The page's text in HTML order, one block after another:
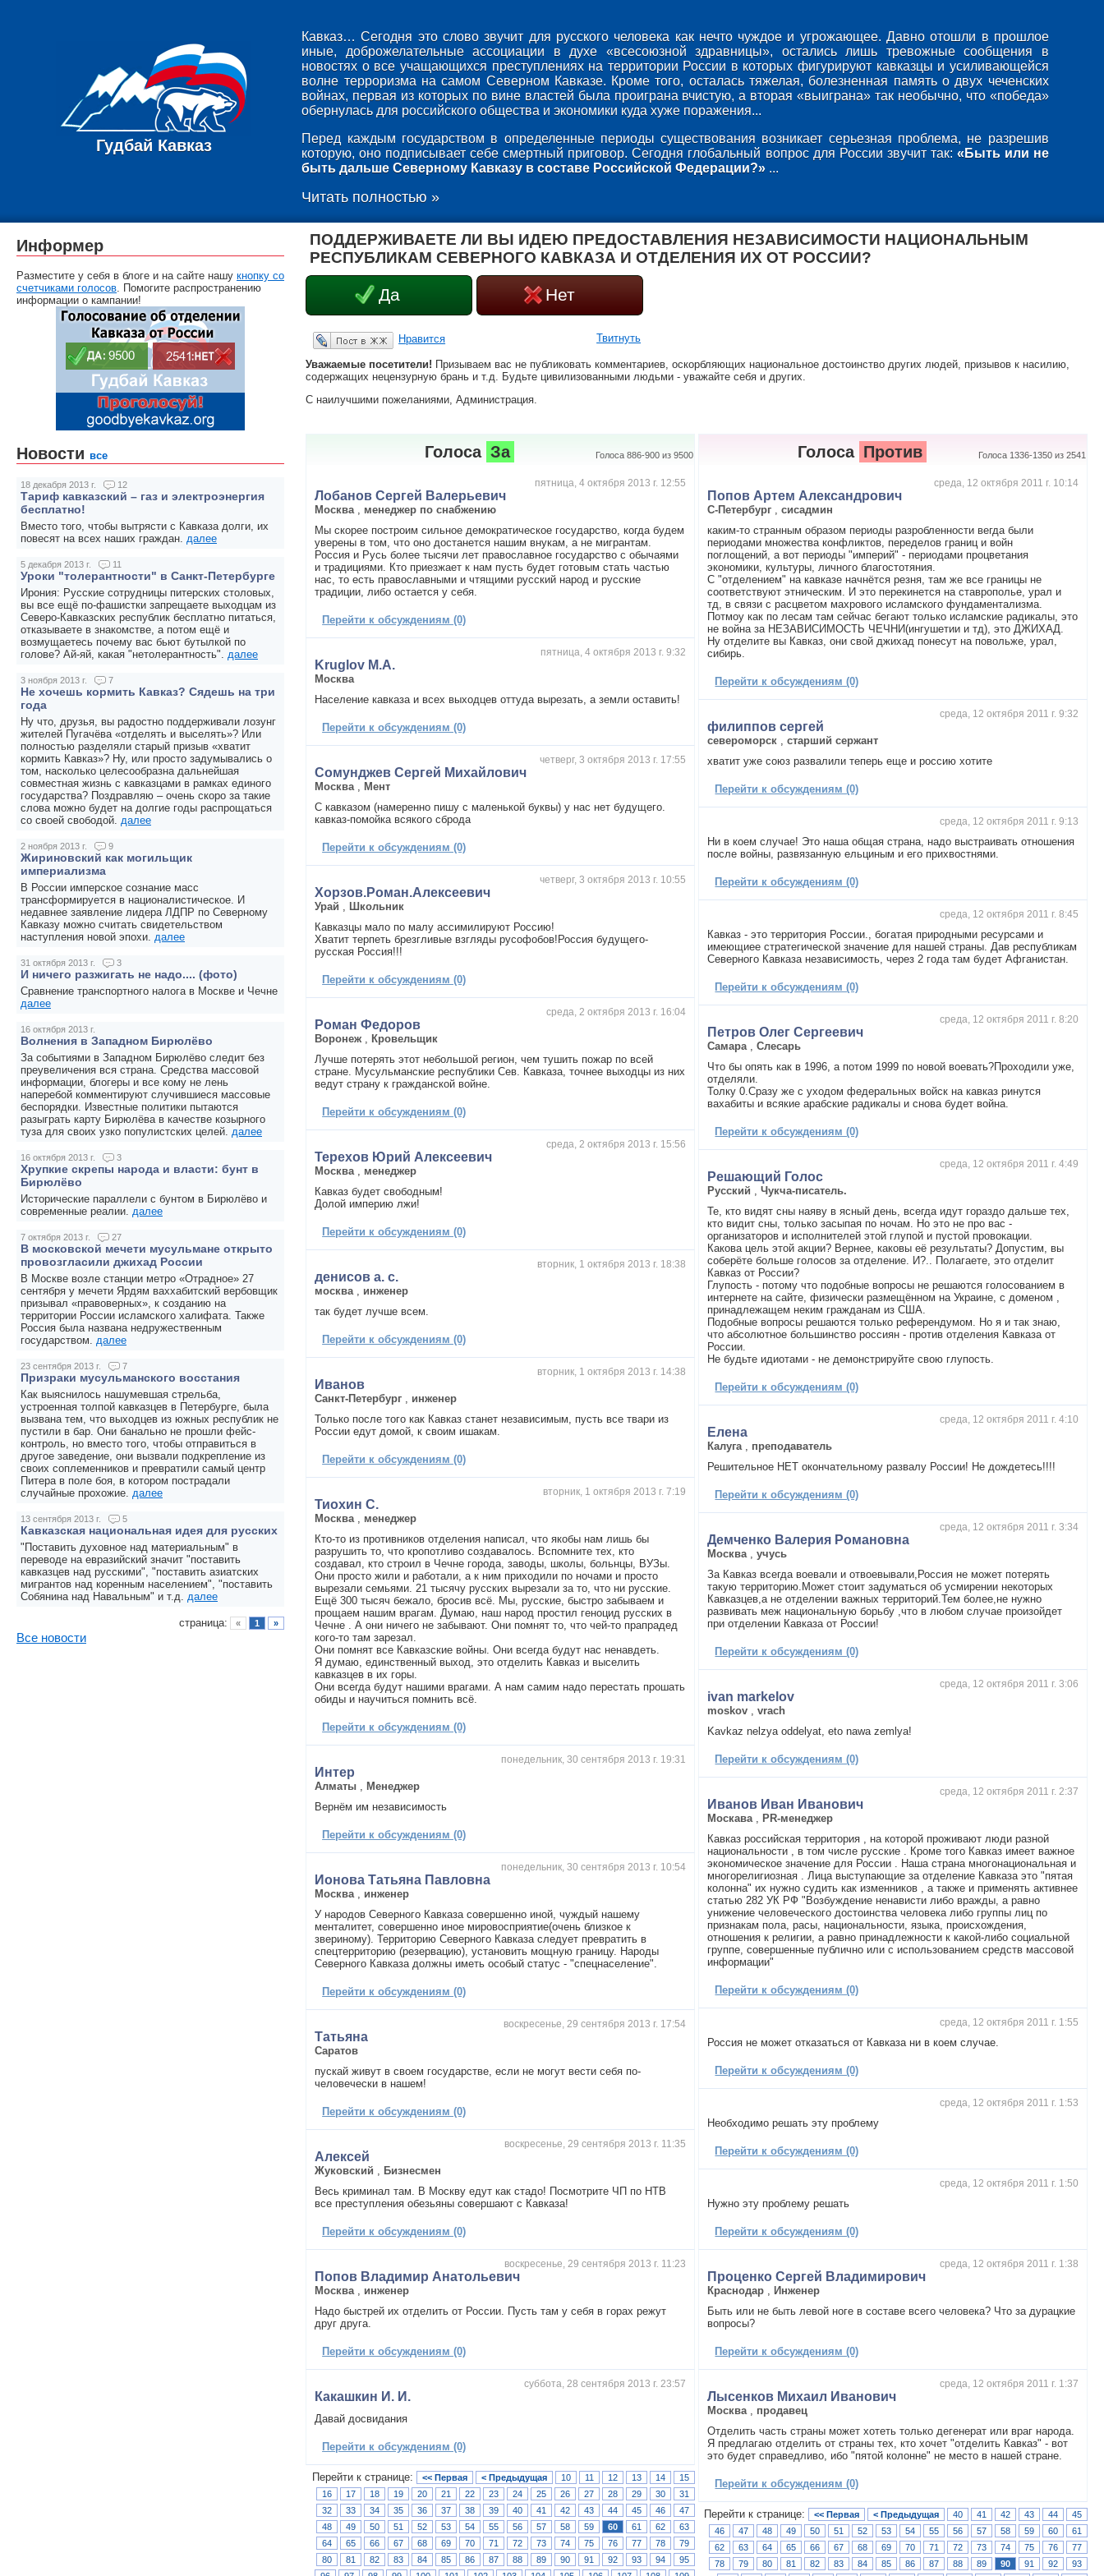
Гудбай Кавказ
Кавказ… Сегодня это слово звучит для русского человека как нечто чуждое и угрожающее. Давно отошли в прошлое
иные, доброжелательные ассоциации в духе «всесоюзной здравницы», остались лишь тревожные сообщения в
новостях о все учащающихся преступлениях на территории России в которых фигурируют кавказцы и усиливающейся
волне терроризма на самом Северном Кавказе. Кроме того, осталась тяжелая, болезненная память о двух чеченских
войнах, первая из которых по вине властей была проиграна вчистую, а вторая «выиграна» так необычно, что «победа»
обернулась для российского общества и экономики куда хуже поражения...
Перед каждым государством в определенные периоды существования возникает серьезная проблема, не разрешив
которую, оно подписывает себе смертный приговор. Сегодня глобальный вопрос для России звучит так: «Быть или не
быть дальше Северному Кавказу в составе Российской Федерации?» ...
Читать полностью »
ПОДДЕРЖИВАЕТЕ ЛИ ВЫ ИДЕЮ ПРЕДОСТАВЛЕНИЯ НЕЗАВИСИМОСТИ НАЦИОНАЛЬНЫМ
РЕСПУБЛИКАМ СЕВЕРНОГО КАВКАЗА И ОТДЕЛЕНИЯ ИХ ОТ РОССИИ?
Да Нет
Опубликовать в ЖЖ Нравится Твитнуть
Уважаемые посетители! Призываем вас не публиковать комментариев, оскорбляющих национальное достоинство других людей, призывов к насилию,
содержащих нецензурную брань и т.д. Будьте цивилизованными людьми - уважайте себя и других.
С наилучшими пожеланиями, Администрация.
Голоса За Голоса 886-900 из 9500
пятница, 4 октября 2013 г. 12:55
Лобанов Сергей Валерьевич
Москва
менеджер по снабжению
Мы скорее построим сильное демократическое государство, когда будем
уверены в том, что оно достанется нашим внукам, а не мигрантам.
Россия и Русь более тысячи лет православное государство с обычаями
и традициями. Кто приезжает к нам пусть будет готовым стать частью
нас, то есть православными и чтящими русский народ и русские
традиции, либо остается у себя.
Перейти к обсуждениям (0)
пятница, 4 октября 2013 г. 9:32
Kruglov M.A.
Москва
Население кавказа и всех выходцев оттуда вырезать, а земли оставить!
Перейти к обсуждениям (0)
четверг, 3 октября 2013 г. 17:55
Сомунджев Сергей Михайлович
Москва
Мент
С кавказом (намеренно пишу с маленькой буквы) у нас нет будущего.
кавказ-помойка всякого сброда
Перейти к обсуждениям (0)
четверг, 3 октября 2013 г. 10:55
Хорзов.Роман.Алексеевич
Урай
Школьник
Кавказцы мало по малу ассимилируют Россию!
Хватит терпеть брезгливые взгляды русофобов!Россия будущего-
русская Россия!!!
Перейти к обсуждениям (0)
среда, 2 октября 2013 г. 16:04
Роман Федоров
Воронеж
Кровельщик
Лучше потерять этот небольшой регион, чем тушить пожар по всей
стране. Мусульманские республики Сев. Кавказа, точнее выходцы из них
ведут страну к гражданской войне.
Перейти к обсуждениям (0)
среда, 2 октября 2013 г. 15:56
Терехов Юрий Алексеевич
Москва
менеджер
Кавказ будет свободным!
Долой империю лжи!
Перейти к обсуждениям (0)
вторник, 1 октября 2013 г. 18:38
денисов а. с.
москва
инженер
так будет лучше всем.
Перейти к обсуждениям (0)
вторник, 1 октября 2013 г. 14:38
Иванов
Санкт-Петербург
инженер
Только после того как Кавказ станет независимым, пусть все твари из
России едут домой, к своим ишакам.
Перейти к обсуждениям (0)
вторник, 1 октября 2013 г. 7:19
Тиохин С.
Москва
менеджер
Кто-то из противников отделения написал, что якобы нам лишь бы
разрушить то, что кропотливо создавалось. Вспомните тех, кто
создавал, кто строил в Чечне города, заводы, школы, больнцы, ВУЗы.
Они просто жили и работали, а к ним приходили по ночами и просто
вырезали семьями. 21 тысячу русских вырезали за то, что ни русские.
Ещё 300 тысяч бежало, бросив всё. Мы, русские, быстро забываем и
прощаем нашим врагам. Думаю, наш народ простил геноцид русских в
Чечне . А они ничего не забывают. Они помнят то, что чей-то прапрадед
кого-то там зарезал.
Они помнят все Кавказские войны. Они всегда будут нас ненавдеть.
Я думаю, единственный выход, это отделить Кавказ и выселить
кавказцев в их горы.
Они всегда будут нашими врагами. А нам самим надо перестать прошать
обиды и научиться помнить всё.
Перейти к обсуждениям (0)
понедельник, 30 сентября 2013 г. 19:31
Интер
Алматы
Менеджер
Вернём им независимость
Перейти к обсуждениям (0)
понедельник, 30 сентября 2013 г. 10:54
Ионова Татьяна Павловна
Москва
инженер
У народов Северного Кавказа совершенно иной, чуждый нашему
менталитет, совершенно иное мировосприятие(очень близкое к
звериному). Территорию Северного Кавказа следует превратить в
спецтерриторию (резервацию), установить мощную границу. Народы
Северного Кавказа должны иметь особый статус - "спецнаселение".
Перейти к обсуждениям (0)
воскресенье, 29 сентября 2013 г. 17:54
Татьяна
Саратов
пускай живут в своем государстве, если не могут вести себя по-
человечески в нашем!
Перейти к обсуждениям (0)
воскресенье, 29 сентября 2013 г. 11:35
Алексей
Жуковский
Бизнесмен
Весь криминал там. В Москву едут как стадо! Посмотрите ЧП по НТВ
все преступления обезьяны совершают с Кавказа!
Перейти к обсуждениям (0)
воскресенье, 29 сентября 2013 г. 11:23
Попов Владимир Анатольевич
Москва
инженер
Надо быстрей их отделить от России. Пусть там у себя в горах режут
друг друга.
Перейти к обсуждениям (0)
суббота, 28 сентября 2013 г. 23:57
Какашкин И. И.
Давай досвидания
Перейти к обсуждениям (0)
Перейти к странице: << Первая < Предыдущая 10 11 12 13 14
15
16
17 18 19 20 21 22 23 24 25 26 27 28 29 30
31
32
33 34 35 36 37 38 39 40 41 42 43 44 45 46
47
48
49 50 51 52 53 54 55 56 57 58 59 60 61 62
63
64
65 66 67 68 69 70 71 72 73 74 75 76 77 78
79
80
81 82 83 84 85 86 87 88 89 90 91 92 93 94
95
Голоса Против Голоса 1336-1350 из 2541
среда, 12 октября 2011 г. 10:14
Попов Артем Александрович
С-Петербург ,сисадмин
каким-то странным образом периоды разробленности вегда были
периодами множества конфликтов, переделов границ и войн
поглощений, а вот периоды "империй" - периодами процветания
экономики, культуры, личного благостотяния.
С "отделением" на кавказе начнётся резня, там же все границы не
соответствуют этническим. И это перекинется на ставрополье, урал и
тд, в связи с расцветом махрового исламского фундаментализма.
Потмоу как по лесам там сейчас бегают только исламские радикалы, это
не война за НЕЗАВИСИМОСТЬ ЧЕЧНИ(ингушетии и тд), это ДЖИХАД.
Ну отделите вы Кавказ, они свой джихад понесут на повольже, урал,
сибирь.
Перейти к обсуждениям (0)
среда, 12 октября 2011 г. 9:32
филиппов сергей
североморск ,старший сержант
хватит уже союз развалили теперь еще и россию хотите
Перейти к обсуждениям (0)
среда, 12 октября 2011 г. 9:13
Ни в коем случае! Это наша общая страна, надо выстраивать отношения
после войны, развязанную ельциным и его прихвостнями.
Перейти к обсуждениям (0)
среда, 12 октября 2011 г. 8:45
Кавказ - это территория России., богатая природными ресурсами и
имеющиее стратегической значение для нашей страны. Дав республикам
Северного Кавказа независимость, через 2 года там будет Афганистан.
Перейти к обсуждениям (0)
среда, 12 октября 2011 г. 8:20
Петров Олег Сергеевич
Самара ,Слесарь
Что бы опять как в 1996, а потом 1999 по новой воевать?Проходили уже,
отделяли.
Толку 0.Сразу же с уходом федеральных войск на кавказ ринутся
вахабиты и всякие арабские радикалы и снова будет война.
Перейти к обсуждениям (0)
среда, 12 октября 2011 г. 4:49
Решающий Голос
Русский ,Чукча-писатель.
Те, кто видят сны наяву в ясный день, всегда идут гораздо дальше тех,
кто видит сны, только засыпая по ночам. Но это не про вас -
организаторов и исполнителей этой глупой и пустой провокации.
Какова цель этой акции? Вернее, каковы её результаты? Допустим, вы
соберёте больше голосов за отделение. И?.. Полагаете, это отделит
Кавказ от России?
Глупость - потому что подобные вопросы не решаются голосованием в
интернете на сайте, физически размещённом на Украине, с доменом ,
принадлежащем неким гражданам из США.
Подобные вопросы решаются только референдумом. Но я и так знаю,
что абсолютное большинство россиян - против отделения Кавказа от
России.
Не будьте идиотами - не демонстрируйте свою глупость.
Перейти к обсуждениям (0)
среда, 12 октября 2011 г. 4:10
Елена
Калуга
преподаватель
Решительное НЕТ окончательному развалу России! Не дождетесь!!!!
Перейти к обсуждениям (0)
среда, 12 октября 2011 г. 3:34
Демченко Валерия Романовна
Москва ,учусь
За Кавказ всегда воевали и отвоевывали,Россия не может потерять
такую территорию.Может стоит задуматься об усмирении некоторых
Кавказцев,а не отделении важных территорий.Тем более,не нужно
развивать меж национальную борьбу ,что в любом случае произойдет
при отделении Кавказа от России!
Перейти к обсуждениям (0)
среда, 12 октября 2011 г. 3:06
ivan markelov
moskov ,vrach
Kavkaz nelzya oddelyat, eto nawa zemlya!
Перейти к обсуждениям (0)
среда, 12 октября 2011 г. 2:37
Иванов Иван Иванович
Москава
PR-менеджер
Кавказ российская территория , на которой проживают люди разной
национальности , в том числе русские . Кроме того Кавказ имеет важное
экономическое значение для России . Наша страна многонациональная и
многорелигиозная . Лица выступающие за отделение Кавказа это "пятая
колонна" их нужно судить как изменников , а также и применять активнее
статью 282 УК РФ "Возбуждение ненависти либо вражды, а равно
унижение человеческого достоинства человека либо группы лиц по
признакам пола, расы, национальности, языка, происхождения,
отношения к религии, а равно принадлежности к какой-либо социальной
группе, совершенные публично или с использованием средств массовой
информации"
Перейти к обсуждениям (0)
среда, 12 октября 2011 г. 1:55
Россия не может отказаться от Кавказа ни в коем случае.
Перейти к обсуждениям (0)
среда, 12 октября 2011 г. 1:53
Необходимо решать эту проблему
Перейти к обсуждениям (0)
среда, 12 октября 2011 г. 1:50
Нужно эту проблему решать
Перейти к обсуждениям (0)
среда, 12 октября 2011 г. 1:38
Проценко Сергей Владимирович
Краснодар ,Инженер
Быть или не быть левой ноге в составе всего человека? Что за дурацкие
вопросы?
Перейти к обсуждениям (0)
среда, 12 октября 2011 г. 1:37
Лысенков Михаил Иванович
Москва
продавец
Отделить часть страны может хотеть только дегенерат или враг народа.
Я предлагаю отделить от страны тех, кто хочет "отделить Кавказ" - вот
это будет справедливо, ибо "пятой колонне" не место в нашей стране.
Перейти к обсуждениям (0)
Перейти к странице: << Первая < Предыдущая 40 41 42 43 44
45
46
47 48 49 50 51 52 53 54 55 56 57 58 59 60
61
62
63 64 65 66 67 68 69 70 71 72 73 74 75 76
77
78
79 80 81 82 83 84 85 86 87 88 89 90 91 92
93
Информер
Разместите у себя в блоге и на сайте нашу кнопку со
счетчиками голосов. Помогите распространению
информации о кампании!
Новости все
18 декабря 2013 г. 12
Тариф кавказский – газ и электроэнергия
бесплатно!
Вместо того, чтобы вытрясти с Кавказа долги, их
повесят на всех наших граждан. далее
5 декабря 2013 г. 11
Уроки "толерантности" в Санкт-Петербурге
Ирония: Русские сотрудницы питерских столовых,
вы все ещё по-фашистки запрещаете выходцам из
Северо-Кавказских республик бесплатно питаться,
отказываете в знакомстве, а потом ещё и
возмущаетесь почему вас бьют бутылкой по
голове? Ай-яй, какая "нетолерантность". далее
3 ноября 2013 г. 7
Не хочешь кормить Кавказ? Сядешь на три
года
Ну что, друзья, вы радостно поддерживали лозунг
жителей Пугачёва «отделять и выселять»? Или
полностью разделяли старый призыв «хватит
кормить Кавказ»? Ну, или просто задумывались о
том, насколько целесообразна дальнейшая
совместная жизнь с кавказцами в рамках единого
государства? Поздравляю – очень скоро за такие
слова можно будет на долгие годы распрощаться
со своей свободой. далее
2 ноября 2013 г. 9
Жириновский как могильщик
империализма
В России имперское сознание масс
трансформируется в националистическое. И
недавнее заявление лидера ЛДПР по Северному
Кавказу можно считать свидетельством
наступления новой эпохи. далее
31 октября 2013 г. 3
И ничего разжигать не надо.... (фото)
Сравнение транспортного налога в Москве и Чечне
далее
16 октября 2013 г.
Волнения в Западном Бирюлёво
За событиями в Западном Бирюлёво следит без
преувеличения вся страна. Средства массовой
информации, блогеры и все кому не лень
наперебой комментируют случившиеся массовые
беспорядки. Известные политики пытаются
разыграть карту Бирюлёва в качестве козырного
туза для своих узко популистских целей. далее
16 октября 2013 г. 3
Хрупкие скрепы народа и власти: бунт в
Бирюлёво
Исторические параллели с бунтом в Бирюлёво и
современные реалии. далее
7 октября 2013 г. 27
В московской мечети мусульмане открыто
провозгласили джихад России
В Москве возле станции метро «Отрадное» 27
сентября у мечети Ярдям ваххабитский вербовщик
призывал «правоверных», к созданию на
территории России исламского халифата. Также
Россия была названа недружественным
государством. далее
23 сентября 2013 г. 7
Призраки мусульманского восстания
Как выяснилось нашумевшая стрельба,
устроенная толпой кавказцев в Петербурге, была
вызвана тем, что выходцев из южных республик не
пустили в бар. Они банально не прошли фейс-
контроль, но вместо того, чтобы отправиться в
другое заведение, они вызвали подкрепление из
своих соплеменников и превратили самый центр
Питера в поле боя, в котором пострадали
случайные прохожие. далее
13 сентября 2013 г. 5
Кавказская национальная идея для русских
"Поставить духовное над материальным" в
переводе на евразийский значит "поставить
кавказцев над русскими", "поставить азиатских
мигрантов над коренным населением", "поставить
Собянина над Навальным" и т.д. далее
страница: « 1 »
Все новости